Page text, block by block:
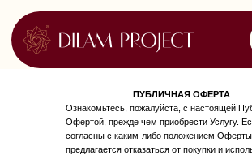
ПУБЛИЧНАЯ ОФЕРТА
Ознакомьтесь, пожалуйста, с настоящей
Офертой, прежде чем приобрести Услугу.
согласны с каким-либо положением
предлагается отказаться от покупки и